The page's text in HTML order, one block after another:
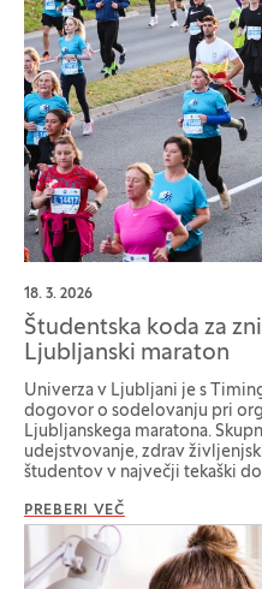
18. 3. 2026
Študentska koda za
Ljubljanski maraton
Univerza v Ljubljani je s
dogovor o sodelovanju pri
Ljubljanskega maratona.
udejstvovanje, zdrav
študentov v največji tekaški
PREBERI VEČ